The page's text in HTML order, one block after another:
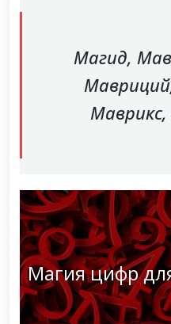
Магид,
Магия цифр